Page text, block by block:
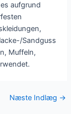
aufgrund
Sandguss
Muffeln,
Næste Indlæg →